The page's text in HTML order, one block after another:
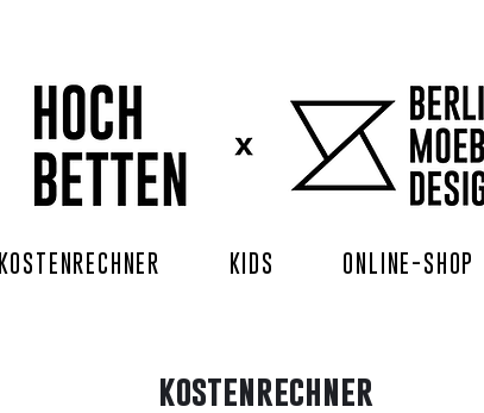
KOSTENRECHNER KIDS ONLINE-SHOP
kostenrechner